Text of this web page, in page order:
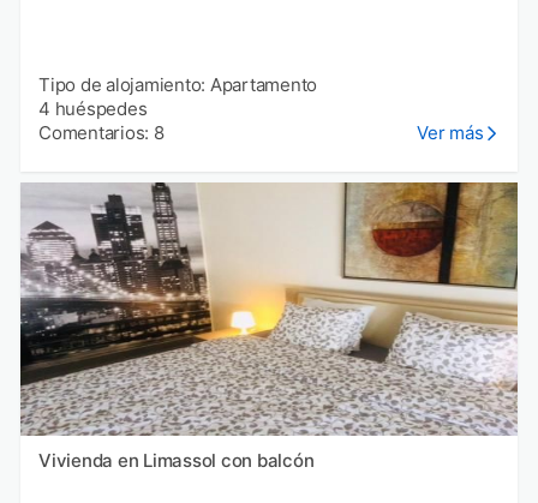
Tipo de alojamiento: Apartamento
4 huéspedes
Comentarios: 8
Ver más
Vivienda en Limassol con balcón